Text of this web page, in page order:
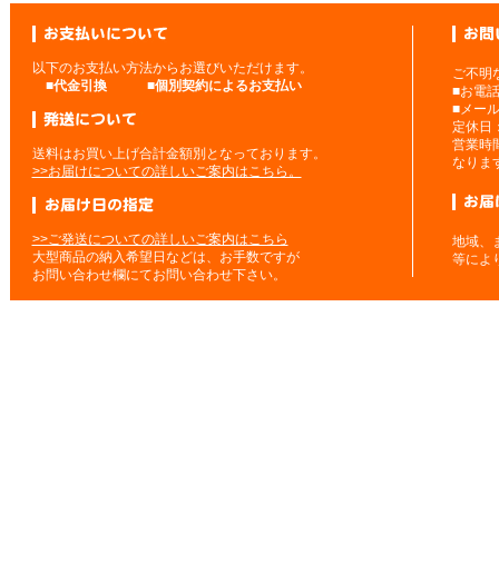
以下のお支払い方法からお選びいただけます。
■代金引換■個別契約によるお支払い
送料はお買い上げ合計金額別となっております。
>>お届けについての詳しいご案内はこちら。
>>ご発送についての詳しいご案内はこちら
大型商品の納入希望日などは、お手数ですが
お問い合わせ欄にてお問い合わせ下さい。
ご不明
■お電
■メー
定休日
営業時
なりま
地域、
等によ